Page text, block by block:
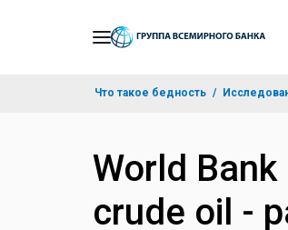
Что такое бедность
World
crude oil -